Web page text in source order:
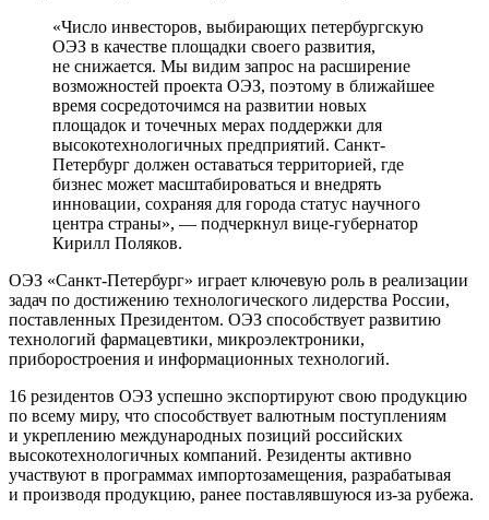
«Число инвесторов, выбирающих петербургскую
ОЭЗ в качестве площадки своего развития,
не снижается. Мы видим запрос на расширение
возможностей проекта ОЭЗ, поэтому в ближайшее
время сосредоточимся на развитии новых
площадок и точечных мерах поддержки для
высокотехнологичных предприятий. Санкт-
Петербург должен оставаться территорией, где
бизнес может масштабироваться и внедрять
инновации, сохраняя для города статус научного
центра страны», — подчеркнул вице-губернатор
Кирилл Поляков.
ОЭЗ «Санкт-Петербург» играет ключевую роль в реализации
задач по достижению технологического лидерства России,
поставленных Президентом. ОЭЗ способствует развитию
технологий фармацевтики, микроэлектроники,
приборостроения и информационных технологий.
16 резидентов ОЭЗ успешно экспортируют свою продукцию
по всему миру, что способствует валютным поступлениям
и укреплению международных позиций российских
высокотехнологичных компаний. Резиденты активно
участвуют в программах импортозамещения, разрабатывая
и производя продукцию, ранее поставлявшуюся из-за рубежа.